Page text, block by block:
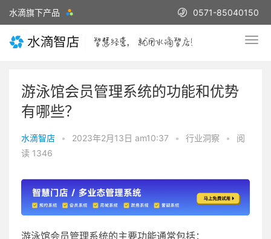
水滴旗下产品 0571-85040150
游泳馆会员管理系统的功能和优势
有哪些？
水滴智店 • 2023年2月13日 am10:37 • 行业洞察 •
阅
读 1346
游泳馆会员管理系统的主要功能通常包括：